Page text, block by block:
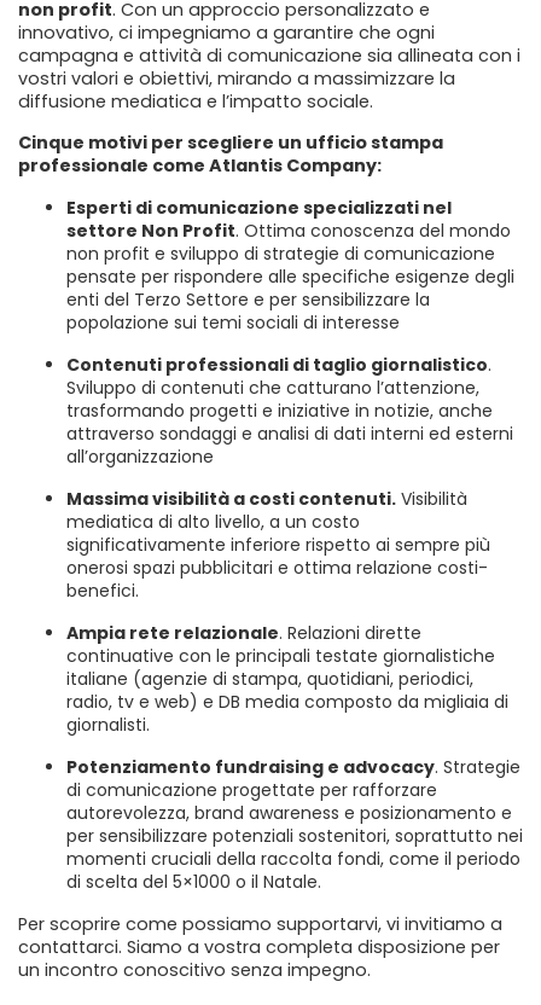
non profit. Con un approccio personalizzato e
innovativo, ci impegniamo a garantire che ogni
campagna e attività di comunicazione sia allineata con i
vostri valori e obiettivi, mirando a massimizzare la
diffusione mediatica e l’impatto sociale.
Cinque motivi per scegliere un ufficio stampa
professionale come Atlantis Company:
Esperti di comunicazione specializzati nel
settore Non Profit. Ottima conoscenza del mondo
non profit e sviluppo di strategie di comunicazione
pensate per rispondere alle specifiche esigenze degli
enti del Terzo Settore e per sensibilizzare la
popolazione sui temi sociali di interesse
Contenuti professionali di taglio giornalistico.
Sviluppo di contenuti che catturano l’attenzione,
trasformando progetti e iniziative in notizie, anche
attraverso sondaggi e analisi di dati interni ed esterni
all’organizzazione
Massima visibilità a costi contenuti. Visibilità
mediatica di alto livello, a un costo
significativamente inferiore rispetto ai sempre più
onerosi spazi pubblicitari e ottima relazione costi-
benefici.
Ampia rete relazionale. Relazioni dirette
continuative con le principali testate giornalistiche
italiane (agenzie di stampa, quotidiani, periodici,
radio, tv e web) e DB media composto da migliaia di
giornalisti.
Potenziamento fundraising e advocacy. Strategie
di comunicazione progettate per rafforzare
autorevolezza, brand awareness e posizionamento e
per sensibilizzare potenziali sostenitori, soprattutto nei
momenti cruciali della raccolta fondi, come il periodo
di scelta del 5×1000 o il Natale.
Per scoprire come possiamo supportarvi, vi invitiamo a
contattarci. Siamo a vostra completa disposizione per
un incontro conoscitivo senza impegno.